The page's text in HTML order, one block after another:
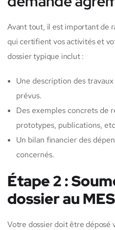
Avant tout, il est important de
qui certifient vos activités et
dossier typique inclut :
Une description des
prévus.
Des exemples concrets de
prototypes, publications,
Un bilan financier des
concernés.
Étape 2 :
dossier au
Votre dossier doit être déposé